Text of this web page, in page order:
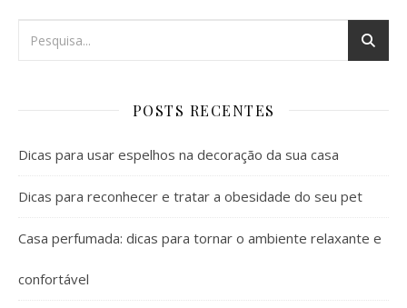
POSTS RECENTES
Dicas para usar espelhos na decoração da sua casa
Dicas para reconhecer e tratar a obesidade do seu pet
Casa perfumada: dicas para tornar o ambiente relaxante e
confortável